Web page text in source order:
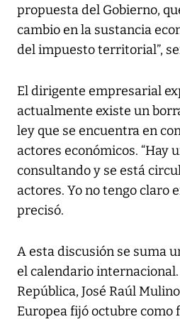
propuesta del Gobierno,
cambio en la sustancia
del impuesto territorial”,
El dirigente empresarial
actualmente existe un
ley que se encuentra en
actores económicos. “Hay
consultando y se está
actores. Yo no tengo claro
precisó.
A esta discusión se suma
el calendario
República, José Raúl
Europea fijó octubre como